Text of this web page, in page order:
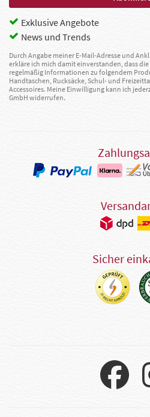
Exklusive Angebote
News und Trends
Durch Angabe meiner E-Mail-Adresse und
erkläre ich mich damit einverstanden, dass
regelmäßig Informationen zu folgendem
Handtaschen, Rucksäcke, Schul- und
Accessoires. Meine Einwilligung kann ich
GmbH widerrufen.
Sicher